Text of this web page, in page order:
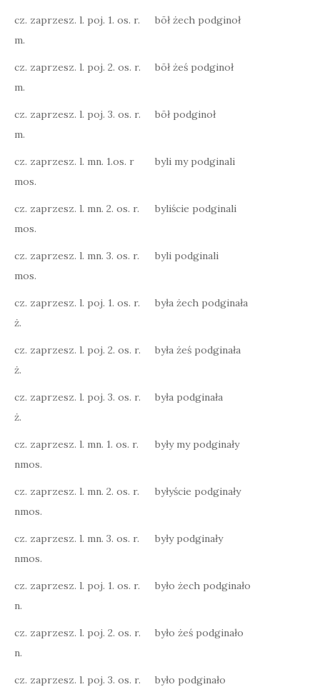
cz. zaprzesz. l. poj. 1. os. r.
m.
bōł żech podginoł
cz. zaprzesz. l. poj. 2. os. r.
m.
bōł żeś podginoł
cz. zaprzesz. l. poj. 3. os. r.
m.
bōł podginoł
cz. zaprzesz. l. mn. 1.os. r
mos.
byli my podginali
cz. zaprzesz. l. mn. 2. os. r.
mos.
byliście podginali
cz. zaprzesz. l. mn. 3. os. r.
mos.
byli podginali
cz. zaprzesz. l. poj. 1. os. r.
ż.
była żech podginała
cz. zaprzesz. l. poj. 2. os. r.
ż.
była żeś podginała
cz. zaprzesz. l. poj. 3. os. r.
ż.
była podginała
cz. zaprzesz. l. mn. 1. os. r.
nmos.
były my podginały
cz. zaprzesz. l. mn. 2. os. r.
nmos.
byłyście podginały
cz. zaprzesz. l. mn. 3. os. r.
nmos.
były podginały
cz. zaprzesz. l. poj. 1. os. r.
n.
było żech podginało
cz. zaprzesz. l. poj. 2. os. r.
n.
było żeś podginało
cz. zaprzesz. l. poj. 3. os. r.
było podginało